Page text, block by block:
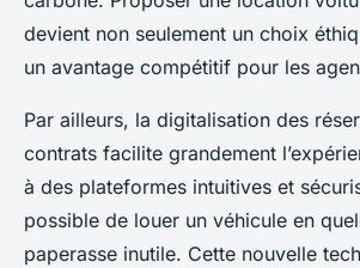
devient non seulement un choix
un avantage compétitif pour les
Par ailleurs, la digitalisation des
contrats facilite grandement
à des plateformes intuitives et
possible de louer un véhicule en
paperasse inutile. Cette nouvelle